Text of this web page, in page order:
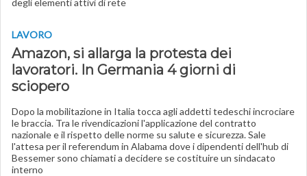
degli elementi attivi di rete
LAVORO
Amazon, si allarga la protesta dei
lavoratori. In Germania 4 giorni di
sciopero
Dopo la mobilitazione in Italia tocca agli addetti tedeschi incrociare
le braccia. Tra le rivendicazioni l'applicazione del contratto
nazionale e il rispetto delle norme su salute e sicurezza. Sale
l'attesa per il referendum in Alabama dove i dipendenti dell'hub di
Bessemer sono chiamati a decidere se costituire un sindacato
interno